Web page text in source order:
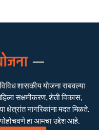
शासकीय योजना राबवल्या
सक्षमीकरण, शेती विकास,
क्षेत्रांत नागरिकांना मदत मिळते.
हा आमचा उद्देश आहे.